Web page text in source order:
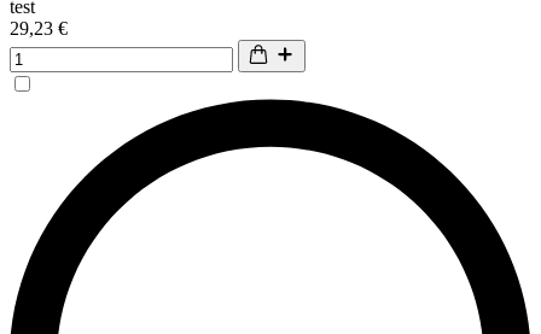
test
29,23 €